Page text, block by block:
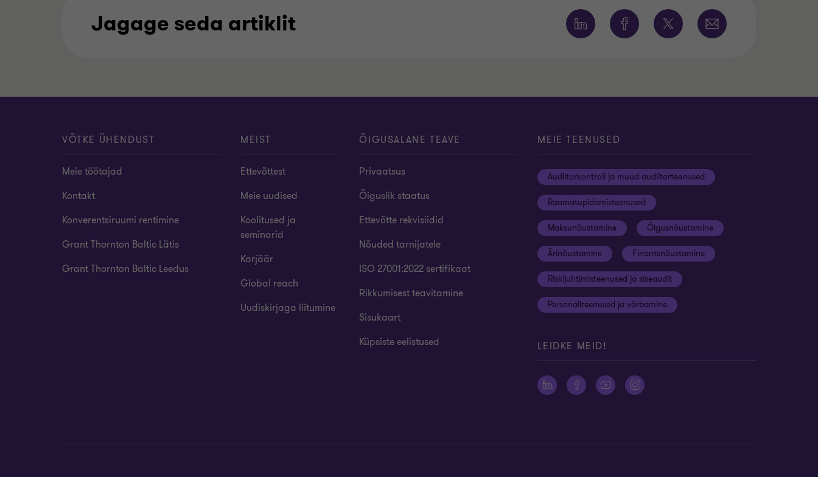
Jagage seda artiklit
VÕTKE ÜHENDUST
Meie töötajad
Kontakt
Konverentsiruumi rentimine
Grant Thornton Baltic Lätis
Grant Thornton Baltic Leedus
MEIST
Ettevõttest
Meie uudised
Koolitused ja
seminarid
Karjäär
Global reach
Uudiskirjaga liitumine
ÕIGUSALANE TEAVE
Privaatsus
Õiguslik staatus
Ettevõtte rekvisiidid
Nõuded tarnijatele
ISO 27001:2022 sertifikaat
Rikkumisest teavitamine
Sisukaart
Küpsiste eelistused
MEIE TEENUSED
Audiitorkontroll ja muud audiitorteenused
Raamatupidamisteenused
Maksunõustamine Õigusnõustamine
Ärinõustamine Finantsnõustamine
Riskijuhtimisteenused ja siseaudit
Personaliteenused ja värbamine
LEIDKE MEID!